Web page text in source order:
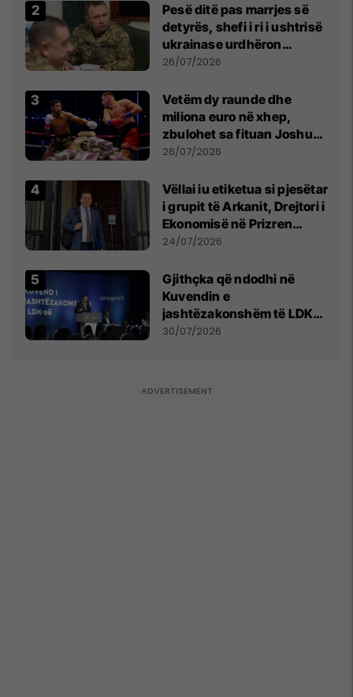
Pesë ditë pas marrjes së
detyrës, shefi i ri i ushtrisë
ukrainase urdhëron
kontroll të madh
26/07/2026
Vetëm dy raunde dhe
miliona euro në xhep,
zbulohet sa fituan Joshua
e Prenga
26/07/2026
Vëllai iu etiketua si pjesëtar
i grupit të Arkanit, Drejtori i
Ekonomisë në Prizren
mohon pretendimet
24/07/2026
Gjithçka që ndodhi në
Kuvendin e
jashtëzakonshëm të LDK-
së
30/07/2026